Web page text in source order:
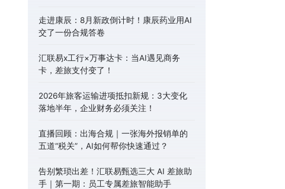
走进康辰：8月新政倒计时！康辰药业用AI
交了一份合规答卷
汇联易x工行×万事达卡：当AI遇见商务
卡，差旅支付变了！
2026年旅客运输进项抵扣新规：3大变化
落地半年，企业财务必须关注！
直播回顾：出海合规｜一张海外报销单的
五道“税关”，AI如何帮你快速通过？
告别繁琐出差！汇联易甄选三大 AI 差旅助
手｜第一期：员工专属差旅智能助手